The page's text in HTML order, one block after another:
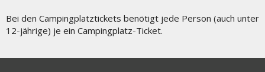
Bei den Campingplatztickets benötigt jede Person (auch unter
12-jährige) je ein Campingplatz-Ticket.